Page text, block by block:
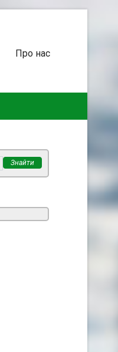
Про нас
Знайти